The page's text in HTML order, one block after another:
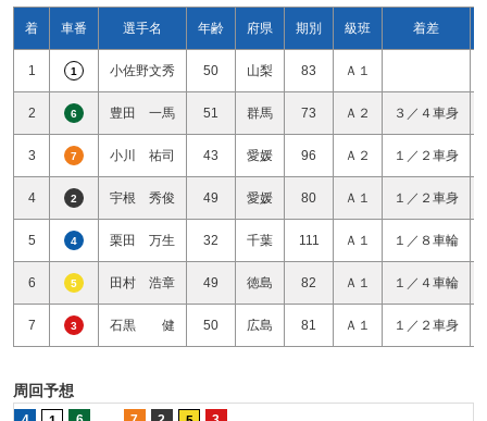
着 車番 選手名 年齢 府県 期別 級班 着差
1 1 小佐野文秀 50 山梨 83 Ａ１
2 6 豊田 一馬 51 群馬 73 Ａ２ ３／４車身
3 7 小川 祐司 43 愛媛 96 Ａ２ １／２車身
4 2 宇根 秀俊 49 愛媛 80 Ａ１ １／２車身
5 4 栗田 万生 32 千葉 111 Ａ１ １／８車輪
6 5 田村 浩章 49 徳島 82 Ａ１ １／４車輪
7 3 石黒 健 50 広島 81 Ａ１ １／２車身
周回予想